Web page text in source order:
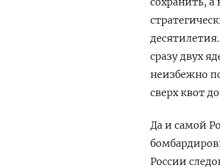
сразу двух
неизбежно
сверх квот
Да и самой
России